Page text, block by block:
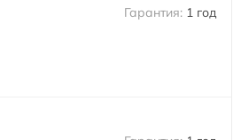
1 год